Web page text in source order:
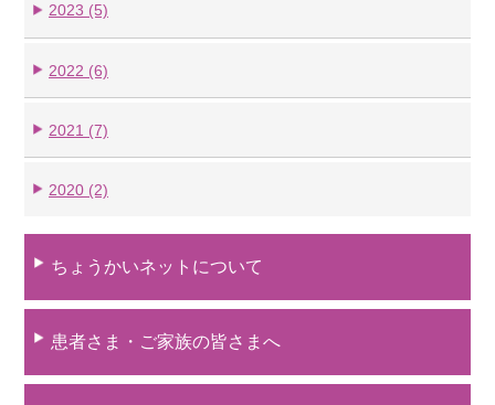
2023 (5)
2022 (6)
2021 (7)
2020 (2)
ちょうかいネットについて
患者さま・ご家族の皆さまへ